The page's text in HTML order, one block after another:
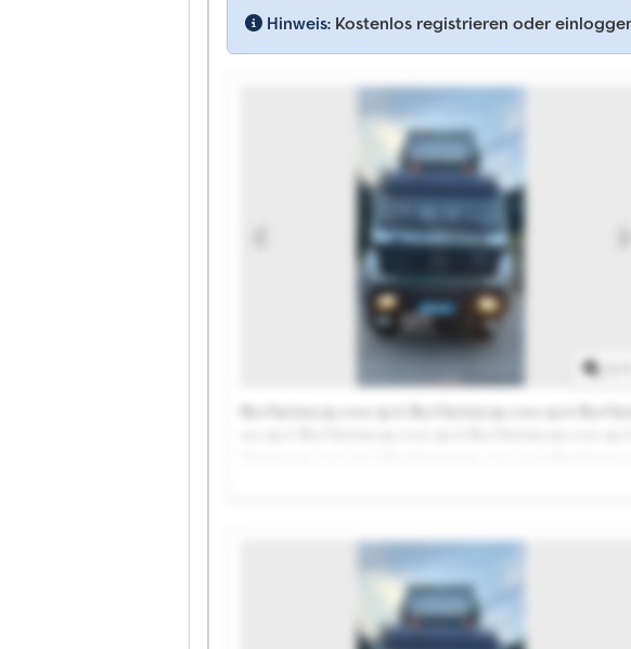
Hinweis: Kostenlos registrieren oder
k. Bus Factory sp. z o.o. sp. k. Bus Factory sp. z o.o. sp. k. Bus